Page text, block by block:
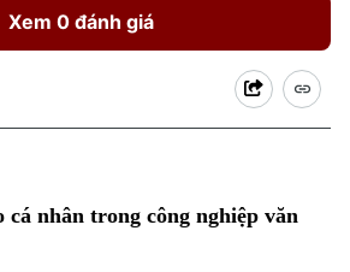
Xem 0 đánh giá
cá nhân trong công nghiệp văn